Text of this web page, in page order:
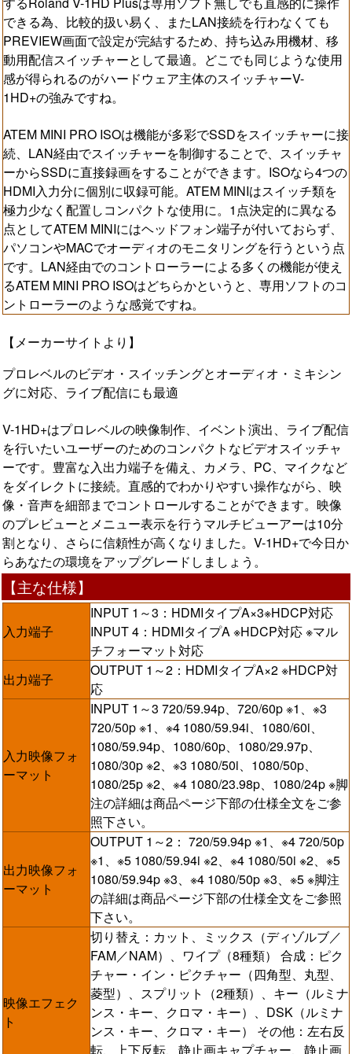
できる為、比較的扱い易く、またLAN接続を行わなくても
PREVIEW画面で設定が完結するため、持ち込み用機材、移
動用配信スイッチャーとして最適。どこでも同じような使用
感が得られるのがハードウェア主体のスイッチャーV-
1HD+の強みですね。
ATEM MINI PRO ISOは機能が多彩でSSDをスイッチャーに接
続、LAN経由でスイッチャーを制御することで、スイッチャ
ーからSSDに直接録画をすることができます。ISOなら4つの
HDMI入力分に個別に収録可能。ATEM MINIはスイッチ類を
極力少なく配置しコンパクトな使用に。1点決定的に異なる
点としてATEM MINIにはヘッドフォン端子が付いておらず、
パソコンやMACでオーディオのモニタリングを行うという点
です。LAN経由でのコントローラーによる多くの機能が使え
るATEM MINI PRO ISOはどちらかというと、専用ソフトのコ
ントローラーのような感覚ですね。
【メーカーサイトより】
プロレベルのビデオ・スイッチングとオーディオ・ミキシン
グに対応、ライブ配信にも最適
V-1HD+はプロレベルの映像制作、イベント演出、ライブ配信
を行いたいユーザーのためのコンパクトなビデオスイッチャ
ーです。豊富な入出力端子を備え、カメラ、PC、マイクなど
をダイレクトに接続。直感的でわかりやすい操作ながら、映
像・音声を細部までコントロールすることができます。映像
のプレビューとメニュー表示を行うマルチビューアーは10分
割となり、さらに信頼性が高くなりました。V-1HD+で今日か
らあなたの環境をアップグレードしましょう。
【主な仕様】
入力端子
INPUT 1～3：HDMIタイプA×3※HDCP対応
INPUT 4：HDMIタイプA ※HDCP対応 ※マル
チフォーマット対応
出力端子
OUTPUT 1～2：HDMIタイプA×2 ※HDCP対
応
入力映像フォ
ーマット
INPUT 1～3 720/59.94p、720/60p ※1、※3
720/50p ※1、※4 1080/59.94i、1080/60i、
1080/59.94p、1080/60p、1080/29.97p、
1080/30p ※2、※3 1080/50i、1080/50p、
1080/25p ※2、※4 1080/23.98p、1080/24p ※脚
注の詳細は商品ページ下部の仕様全文をご参
照下さい。
出力映像フォ
ーマット
OUTPUT 1～2： 720/59.94p ※1、※4 720/50p
※1、※5 1080/59.94i ※2、※4 1080/50i ※2、※5
1080/59.94p ※3、※4 1080/50p ※3、※5 ※脚注
の詳細は商品ページ下部の仕様全文をご参照
下さい。
映像エフェク
ト
切り替え：カット、ミックス（ディゾルブ／
FAM／NAM）、ワイプ（8種類） 合成：ピク
チャー・イン・ピクチャー（四角型、丸型、
菱型）、スプリット（2種類）、キー（ルミナ
ンス・キー、クロマ・キー）、DSK（ルミナ
ンス・キー、クロマ・キー） その他：左右反
転、上下反転、静止画キャプチャー、静止画